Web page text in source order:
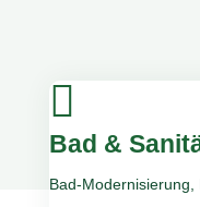

Bad &
Bad-Modernisierung,